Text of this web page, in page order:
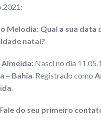
Melodia: Qual a sua data
natal?
Almeida: Nasci no dia
– Bahia. Registrado como
.
do seu primeiro